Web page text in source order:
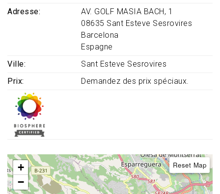
Adresse
AV. GOLF MASIA BACH, 1
08635 Sant Esteve Sesrovires
Barcelona
Espagne
Ville
Sant Esteve Sesrovires
Prix
Demandez des prix spéciaux.
+
−
Reset Map